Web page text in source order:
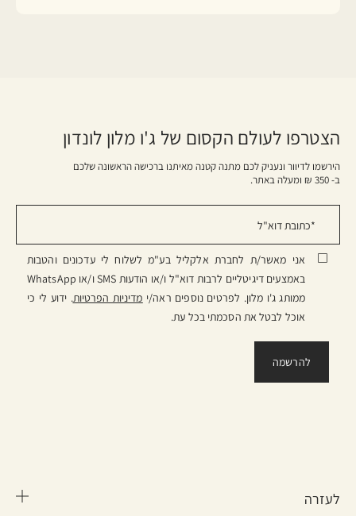
הצטרפו לעולם הקסום של ג'ו מלון לונדון
הירשמו לדיוור ונעניק לכם מתנה קטנה מאיתנו ברכישה הראשונה שלכם
ב- 350 ₪ ומעלה באתר.
אני מאשר/ת לחברת אלקליל בע"מ לשלוח לי עדכונים והטבות
באמצעים דיגיטליים לרבות דוא"ל ו/או הודעות SMS ו/או WhatsApp
ממותג ג'ו מלון. לפרטים נוספים ראה/י מדיניות הפרטיות. ידוע לי כי
אוכל לבטל את הסכמתי בכל עת.
לעזרה